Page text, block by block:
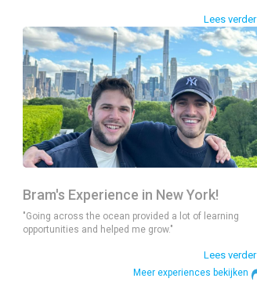
Lees verder
Bram's Experience in New York!
"Going across the ocean provided a lot of learning
opportunities and helped me grow."
Lees verder
Meer experiences bekijken